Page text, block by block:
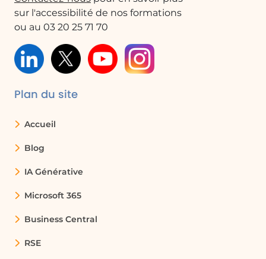
À l’ère du numérique où l’intelligence artificielle
évolue à une vitesse fulgurante, la maîtrise du
exploiter pleinement le potentiel des outils d’IA
générative.
Les technologies comme
intelligents et efficaces. Grâce à une compréhension
fine des instructions, ces systèmes permettent
et de fluidifier l’accès à l’information.
Aujourd’hui, savoir structurer ses demandes et
une nécessité pour maximiser l’impact de ces
assistants virtuels. En intégrant l’IA
sur l'accessibilité de nos formations
ou au 03 20 25 71 70
Plan du site
Accueil
Blog
IA Générative
Microsoft 365
Business Central
RSE